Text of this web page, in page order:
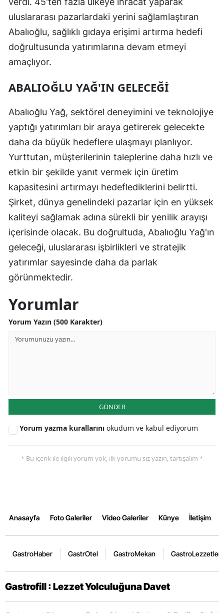
uluslararası pazarlardaki yerini sağlamlaştıran
Abalıoğlu, sağlıklı gıdaya erişimi artırma hedefi
doğrultusunda yatırımlarına devam etmeyi
amaçlıyor.
ABALIOĞLU YAĞ'IN GELECEĞI
Abalıoğlu Yağ, sektörel deneyimini ve teknolojiye
yaptığı yatırımları bir araya getirerek gelecekte
daha da büyük hedeflere ulaşmayı planlıyor.
Yurttutan, müşterilerinin taleplerine daha hızlı ve
etkin bir şekilde yanıt vermek için üretim
kapasitesini artırmayı hedeflediklerini belirtti.
Şirket, dünya genelindeki pazarlar için en yüksek
kaliteyi sağlamak adına sürekli bir yenilik arayışı
içerisinde olacak. Bu doğrultuda, Abalıoğlu Yağ'ın
geleceği, uluslararası işbirlikleri ve stratejik
yatırımlar sayesinde daha da parlak
görünmektedir.
Yorumlar
Yorum Yazın (500 Karakter)
GÖNDER
Yorum yazma kurallarını okudum ve kabul ediyorum
* Bu içerik ile ilgili yorum yok, ilk yorumu siz yazın, tartışalım *
Anasayfa Foto Galeriler Video Galeriler Künye İletişim
GastroHaber GastrOtel GastroMekan GastroLezzetler
Gastrofill : Lezzet Yolculuğuna Davet